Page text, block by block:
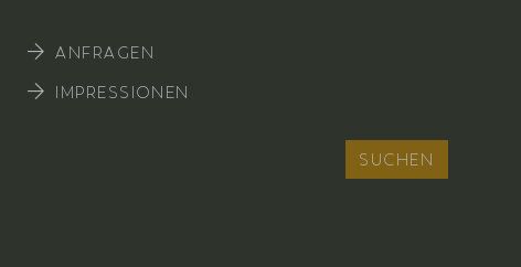
ANFRAGEN
IMPRESSIONEN
SUCHEN